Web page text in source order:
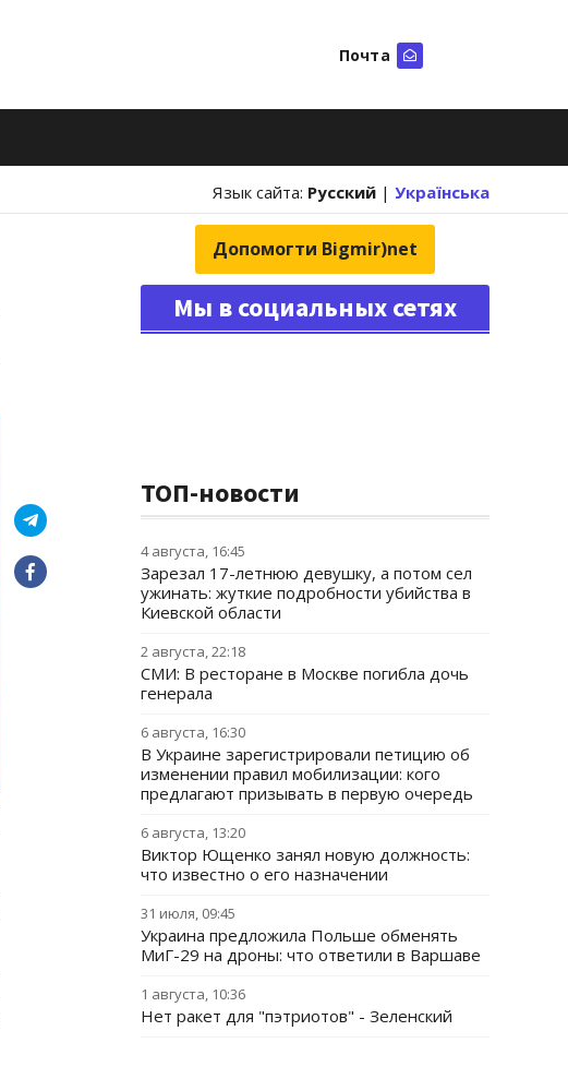
Почта
Язык сайта: Русский | Українська
Допомогти Bigmir)net
Мы в социальных сетях
ТОП-новости
4 августа, 16:45
Зарезал 17-летнюю девушку, а потом сел
ужинать: жуткие подробности убийства в
Киевской области
2 августа, 22:18
СМИ: В ресторане в Москве погибла дочь
генерала
6 августа, 16:30
В Украине зарегистрировали петицию об
изменении правил мобилизации: кого
предлагают призывать в первую очередь
6 августа, 13:20
Виктор Ющенко занял новую должность:
что известно о его назначении
31 июля, 09:45
Украина предложила Польше обменять
МиГ-29 на дроны: что ответили в Варшаве
1 августа, 10:36
Нет ракет для "пэтриотов" - Зеленский